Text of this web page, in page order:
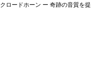
ードホーン ー 奇跡の音質を提